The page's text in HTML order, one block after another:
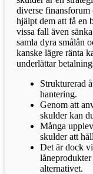
diverse
hjälpt dem att få en
vissa fall även
samla dyra smålån
kanske lägre ränta
underlättar
Strukturerad
hantering.
Genom att
skulder kan
Många
skulder att
Det är dock
alternativet.